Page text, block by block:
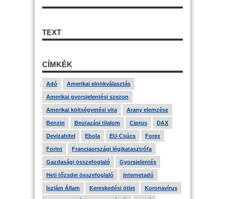
TEXT
CÍMKÉK
Adó Amerikai elnökválasztás
Amerikai gyorsjelentési szezon
Amerikai költségvetési vita Arany elemzése
Benzin Beutazási tilalom Ciprus DAX
Devizahitel Ebola EU-Csúcs Forex
Forint Franciaországi légikatasztrófa
Gazdasági összefoglaló Gyorsjelentés
Heti tőzsdei összefoglaló Internetadó
Iszlám Állam Kereskedési ötlet Koronavírus